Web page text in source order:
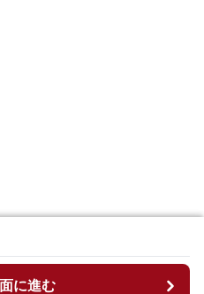
に進む
に進む